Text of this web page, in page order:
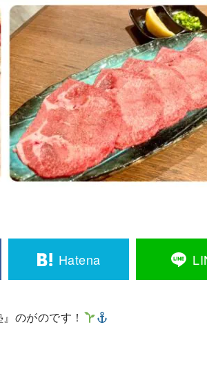
Hatena
のがのです！